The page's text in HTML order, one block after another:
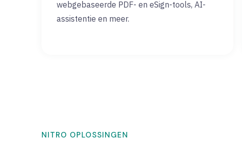
webgebaseerde PDF- en eSign-tools, AI-
assistentie en meer.
NITRO OPLOSSINGEN